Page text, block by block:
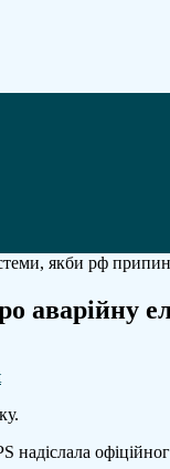
аварійну
on
припинила
договору